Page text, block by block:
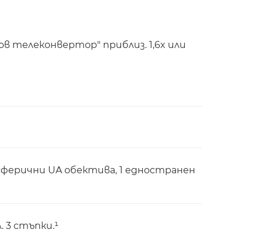
телеконвертор" приблиз. 1,6x или
UA обектива, 1 едностранен
3 стъпки.¹